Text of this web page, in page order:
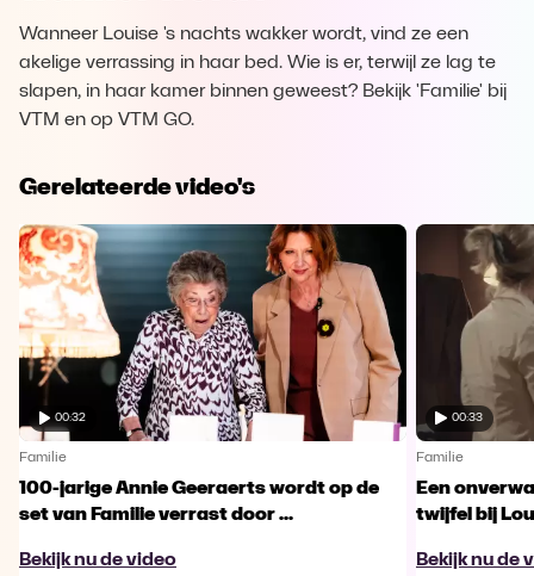
Wanneer Louise 's nachts wakker wordt, vind ze een
akelige verrassing in haar bed. Wie is er, terwijl ze lag te
slapen, in haar kamer binnen geweest? Bekijk 'Familie' bij
VTM en op VTM GO.
Gerelateerde video's
00:32
Familie
100-jarige Annie Geeraerts wordt op de
set van Familie verrast door ...
Bekijk nu de video
00:33
Familie
Een
twijfel bij
Bekijk nu de